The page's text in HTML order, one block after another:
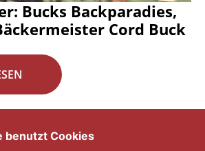
Bucks Backparadies,
Cord Buck
benutzt Cookies